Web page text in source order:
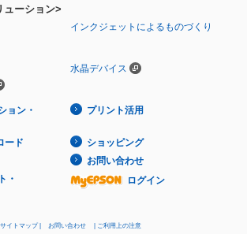
ューション>
インクジェットによるものづくり
水晶デバイス
ョン・
プリント活用
ード
ショッピング
お問い合わせ
・
ログイン
サイトマップ お問い合わせ ご利用上の注意